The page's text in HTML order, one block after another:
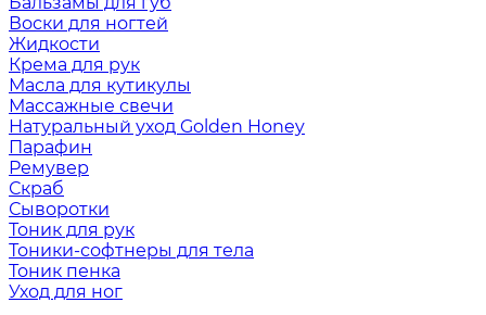
Воски для ногтей
Жидкости
Крема для рук
Масла для кутикулы
Массажные свечи
Натуральный уход Golden Honey
Парафин
Ремувер
Скраб
Сыворотки
Тоник для рук
Тоники-софтнеры для тела
Тоник пенка
Уход для ног